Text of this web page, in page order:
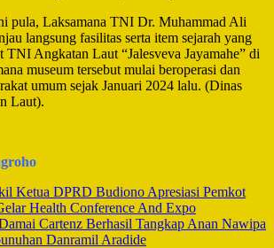
pula, Laksamana TNI Dr. Muhammad Ali
langsung fasilitas serta item sejarah yang
TNI Angkatan Laut “Jalesveva Jayamahe” di
museum tersebut mulai beroperasi dan
umum sejak Januari 2024 lalu. (Dinas
Laut).
Ketua DPRD Budiono Apresiasi Pemkot
Health Conference And Expo
Cartenz Berhasil Tangkap Anan Nawipa
Danramil Aradide